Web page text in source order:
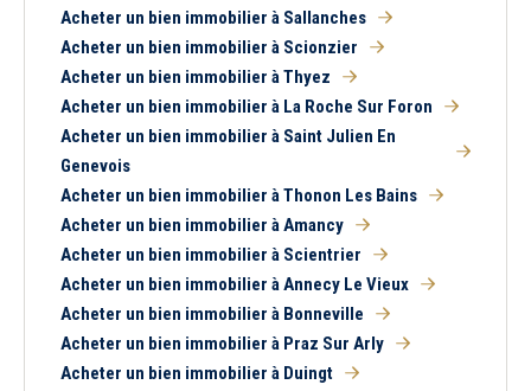
Acheter un bien immobilier à Sallanches
Acheter un bien immobilier à Scionzier
Acheter un bien immobilier à Thyez
Acheter un bien immobilier à La Roche Sur Foron
Acheter un bien immobilier à Saint Julien En
Genevois
Acheter un bien immobilier à Thonon Les Bains
Acheter un bien immobilier à Amancy
Acheter un bien immobilier à Scientrier
Acheter un bien immobilier à Annecy Le Vieux
Acheter un bien immobilier à Bonneville
Acheter un bien immobilier à Praz Sur Arly
Acheter un bien immobilier à Duingt